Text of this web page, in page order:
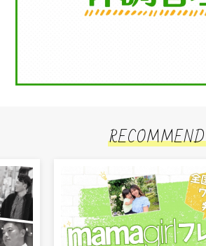
RECOMMEND